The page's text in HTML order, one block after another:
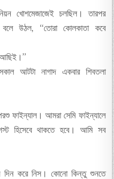
খোশমেজাজেই চলছিল। তারপর
বলে উঠল, “তোরা কোলকাতা কবে
আছিই।”
আটটা নাগাদ একবার শিবতলা
ফাইন্যাল। আমরা সেমি ফাইন্যালে
হিসেবে থাকতে হবে। আমি সব
দিন করে নিস। কোনো কিন্তু শুনতে